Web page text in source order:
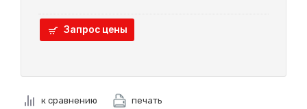
Запрос цены
к сравнению печать